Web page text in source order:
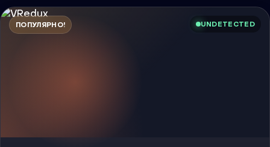
ПОПУЛЯРНО! UNDETECTED